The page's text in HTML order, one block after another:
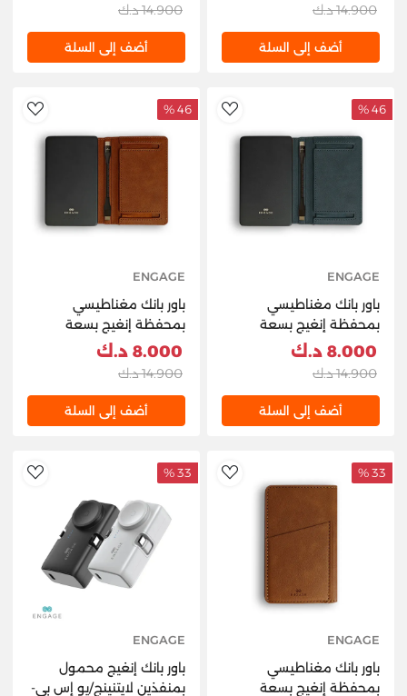
14.900 د.ك
أضف إلى السلة
14.900 د.ك
أضف إلى السلة
AddToWishlist
46 %
ENGAGE
باور بانك مغناطيسي
بمحفظة إنغيج بسعة
5000 مللي أمبير/ساعة8.000 د.ك
14.900 د.ك
أضف إلى السلة
46 %
ENGAGE
باور بانك مغناطيسي
بمحفظة إنغيج بسعة
5000 مللي أمبير/ساعة
(بني غامق)
8.000 د.ك
14.900 د.ك
أضف إلى السلة
AddToWishlist
33 %
ENGAGE
باور بانك مغناطيسي
بمحفظة إنغيج بسعة
33 %
ENGAGE
باور بانك إنغيج محمول
بمنفذين لايتنينج/يو إس بي-